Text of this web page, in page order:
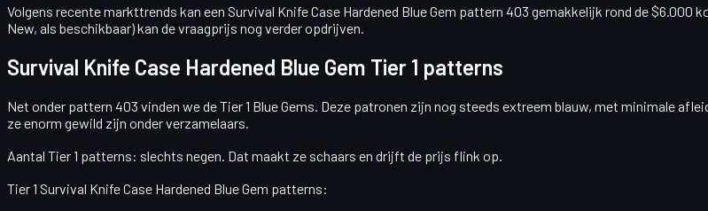
Volgens recente markttrends kan een Survival Knife Case Hardened Blue Gem pattern 403 gemakkelijk rond de$6.000
New, als beschikbaar) kan de vraagprijs nog verder opdrijven.
Survival Knife Case Hardened Blue Gem Tier 1 patterns
Net onder pattern 403 vinden we deTier 1 Blue Gems. Deze patronen zijn nog steeds extreem blauw, met minimale
ze enorm gewild zijn onder verzamelaars.
Aantal Tier 1 patterns: slechts negen. Dat maakt ze schaars en drijft de prijs flink op.
Tier 1 Survival Knife Case Hardened Blue Gem patterns: